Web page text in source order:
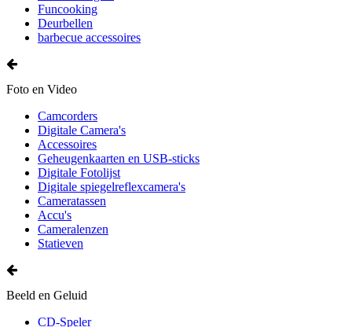
Funcooking
Deurbellen
barbecue accessoires
Foto en Video
Camcorders
Digitale Camera's
Accessoires
Geheugenkaarten en USB-sticks
Digitale Fotolijst
Digitale spiegelreflexcamera's
Cameratassen
Accu's
Cameralenzen
Statieven
Beeld en Geluid
CD-Speler